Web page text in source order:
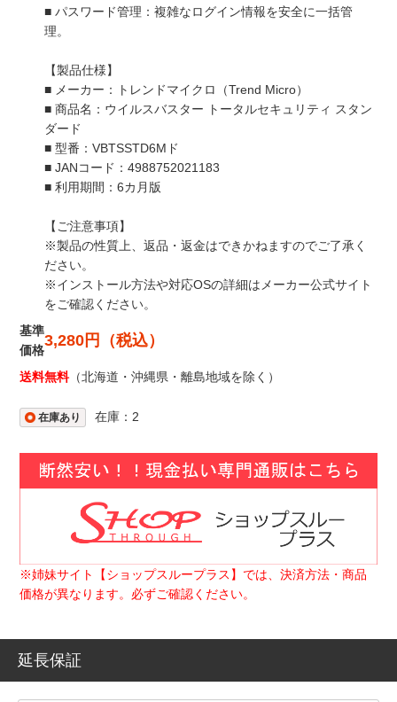
■ パスワード管理：複雑なログイン情報を安全に一括管
理。
【製品仕様】
■ メーカー：トレンドマイクロ（Trend Micro）
■ 商品名：ウイルスバスター トータルセキュリティ スタン
ダード
■ 型番：VBTSSTD6Mド
■ JANコード：4988752021183
■ 利用期間：6カ月版
【ご注意事項】
※製品の性質上、返品・返金はできかねますのでご了承く
ださい。
※インストール方法や対応OSの詳細はメーカー公式サイト
をご確認ください。
基準
価格
3,280円（税込）
送料無料（北海道・沖縄県・離島地域を除く）
在庫あり 在庫：2
※姉妹サイト【ショップスループラス】では、決済方法・商品
価格が異なります。必ずご確認ください。
延長保証